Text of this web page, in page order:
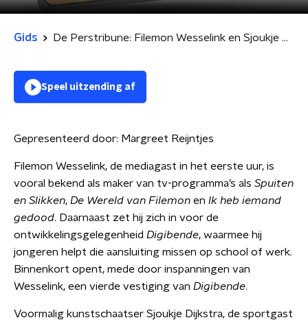
Gids De Perstribune: Filemon Wesselink en Sjoukje Dijkstra
Speel uitzending af
Gepresenteerd door: Margreet Reijntjes
Filemon Wesselink, de mediagast in het eerste uur, is
vooral bekend als maker van tv-programma’s als Spuiten
en Slikken, De Wereld van Filemon en Ik heb iemand
gedood. Daarnaast zet hij zich in voor de
ontwikkelingsgelegenheid Digibende, waarmee hij
jongeren helpt die aansluiting missen op school of werk.
Binnenkort opent, mede door inspanningen van
Wesselink, een vierde vestiging van Digibende.
Voormalig kunstschaatser Sjoukje Dijkstra, de sportgast